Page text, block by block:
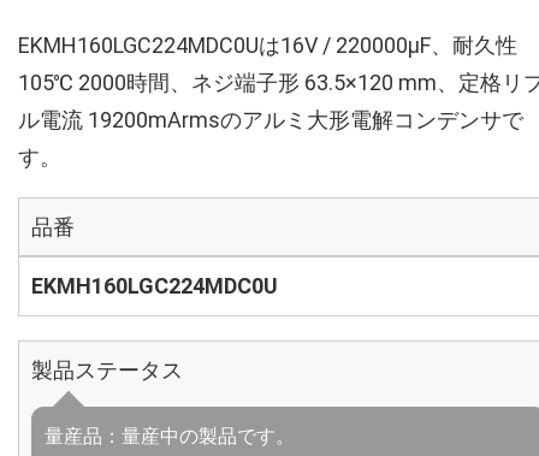
EKMH160LGC224MDC0Uは16V / 220000µF、耐久性
105℃ 2000時間、ネジ端子形 63.5×120 mm、定格リ
ル電流 19200mArmsのアルミ大形電解コンデンサで
す。
品番
EKMH160LGC224MDC0U
製品ステータス
量産品：量産中の製品です。